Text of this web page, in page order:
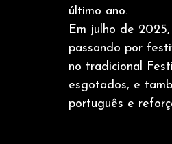
último ano.
Em julho de
passando por
no tradicional
esgotados, e
português e